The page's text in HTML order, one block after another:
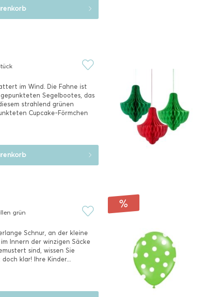
im Wind. Die Fahne ist
Segelbootes, das
strahlend grünen
Cupcake-Förmchen
grün
Schnur, an der kleine
Innern der winzigen Säcke
sind, wissen Sie
klar! Ihre Kinder...